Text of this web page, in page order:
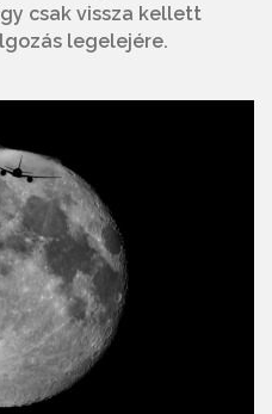
csak vissza kellett
legelejére.